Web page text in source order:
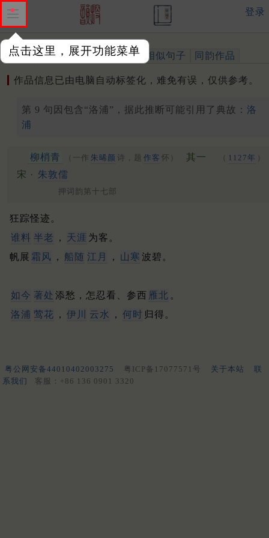
点击这里，展开功能菜单
登录
作品 标注四声 出处、引用 相似句子 同韵作品
作品信息已由电脑自动标签化，难免有误，仅供参考。
第 9 句因包含“洛浦”，据此推断可能引用了典故： 洛
浦
柳梢青 （一作 朱晞颜 诗，题 作客 怀） 其一 （ 1127年 ）
宋 · 朱敦儒
押词韵第十七部
狂踪怪迹。
谁料 半老 ， 天涯 为客。
帆展 霜风 ， 船随 江月 ， 山寒 波碧。
如今 著处 添愁，怎忍看、参西 雁北 。
洛浦 莺花 ， 伊川 云水 ， 何时 归得。
粤公网安备44010402003275 粤ICP备17077571号 关于本站
联
系我们
客服：+86 136 0901 3320